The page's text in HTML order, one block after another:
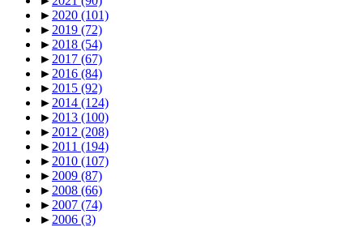
► 2020 (101)
► 2019 (72)
► 2018 (54)
► 2017 (67)
► 2016 (84)
► 2015 (92)
► 2014 (124)
► 2013 (100)
► 2012 (208)
► 2011 (194)
► 2010 (107)
► 2009 (87)
► 2008 (66)
► 2007 (74)
► 2006 (3)